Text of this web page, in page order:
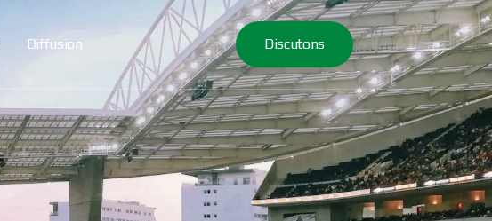
Diffusion Discutons